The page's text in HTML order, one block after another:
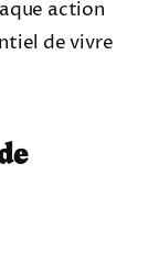
action
de vivre